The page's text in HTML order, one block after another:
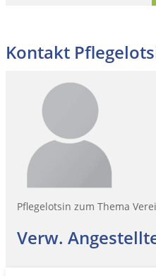
Kontakt
Pflegelotsin zum Thema
Verw.